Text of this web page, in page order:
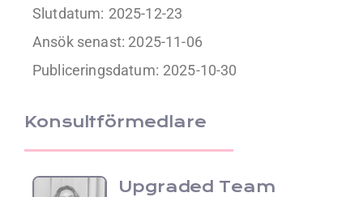
Slutdatum: 2025-12-23
Ansök senast: 2025-11-06
Publiceringsdatum: 2025-10-30
Konsultförmedlare
Upgraded Team